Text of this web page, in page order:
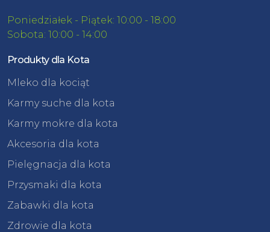
Poniedziałek - Piątek: 10:00 - 18:00
Sobota: 10:00 - 14:00
Produkty dla Kota
Mleko dla kociąt
Karmy suche dla kota
Karmy mokre dla kota
Akcesoria dla kota
Pielęgnacja dla kota
Przysmaki dla kota
Zabawki dla kota
Zdrowie dla kota